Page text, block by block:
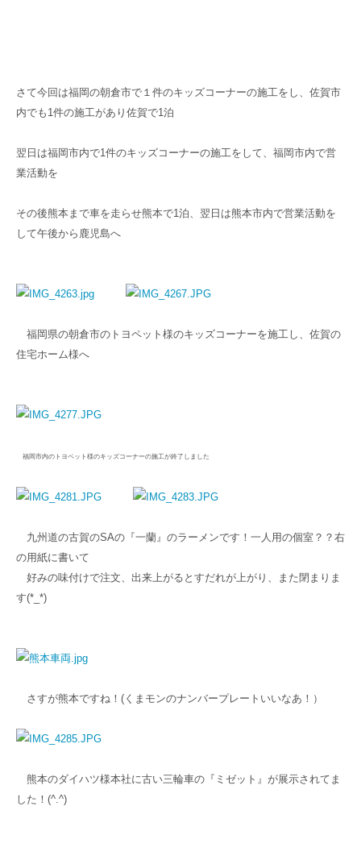
さて今回は福岡の朝倉市で１件のキッズコーナーの施工をし、佐賀市
内でも1件の施工があり佐賀で1泊
翌日は福岡市内で1件のキッズコーナーの施工をして、福岡市内で営
業活動を
その後熊本まで車を走らせ熊本で1泊、翌日は熊本市内で営業活動を
して午後から鹿児島へ
福岡県の朝倉市のトヨペット様のキッズコーナーを施工し、佐賀の
住宅ホーム様へ
福岡市内のトヨペット様のキッズコーナーの施工が終了しました
九州道の古賀のSAの『一蘭』のラーメンです！一人用の個室？？右
の用紙に書いて
好みの味付けで注文、出来上がるとすだれが上がり、また閉まりま
す(*_*)
さすが熊本ですね！(くまモンのナンバープレートいいなあ！）
熊本のダイハツ様本社に古い三輪車の『ミゼット』が展示されてま
した！(^.^)